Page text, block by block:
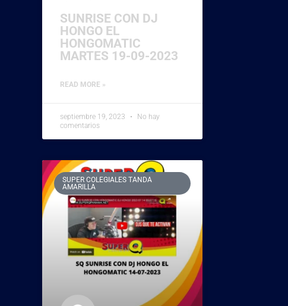
SUNRISE CON DJ
HONGO EL
HONGOMATIC
MARTES 19-09-2023
READ MORE »
septiembre 19, 2023
No hay
comentarios
SUPER COLEGIALES TANDA
AMARILLA